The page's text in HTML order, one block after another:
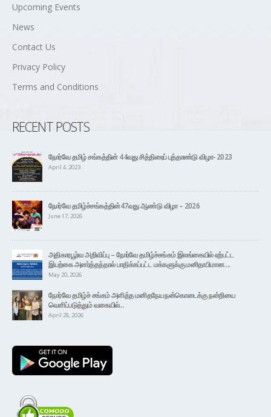
Upcoming Events
News
Contact Us
Privacy Policy
Terms and Conditions
RECENT POSTS
நோர்வே தமிழ் சங்கத்தின் 44வது சித்திரைப் புத்தாண்டு விழா- 2023
April 4, 2023
நோர்வே தமிழ்ச்சங்கத்தின்47வது ஆண்டு விழா – 2026
June 17, 2026
அதிகாரபூர்வ அறிவிப்பு – நோர்வே தமிழ்ச்சங்கம் இலங்கையில் ஏற்பட்ட
இயற்கை அனர்த்தத்தால் பாதிக்கப்பட்ட மக்களுக்கு மனிதாபிமான….
May 20, 2026
நோர்வே தமிழ்ச் சங்கம் அளித்த மனிதநேய நன்கொடைக்கு நன்றியை
வெளிப்படுத்தும் வகையில்…
April 28, 2026